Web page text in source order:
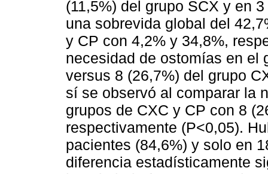
(11,5%) del grupo SCX y en
una sobrevida global del
y CP con 4,2% y 34,8%,
necesidad de ostomías en el
versus 8 (26,7%) del grupo
sí se observó al comparar la
grupos de CXC y CP con 8
respectivamente (P<0,05).
pacientes (84,6%) y solo en
diferencia estadísticamente